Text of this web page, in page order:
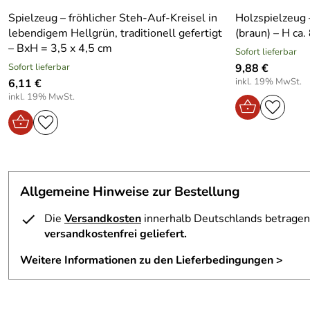
Spielzeug – fröhlicher Steh-Auf-Kreisel in
lebendigem Hellgrün, traditionell gefertigt
– BxH = 3,5 x 4,5 cm
Sofort lieferbar
6,11 €
inkl. 19% MwSt.
(braun) – H ca.
Sofort lieferbar
9,88 €
inkl. 19% MwSt.
Allgemeine Hinweise zur Bestellung
Die Versandkosten innerhalb Deutschlands
versandkostenfrei geliefert.
Weitere Informationen zu den Lieferbedingungen >